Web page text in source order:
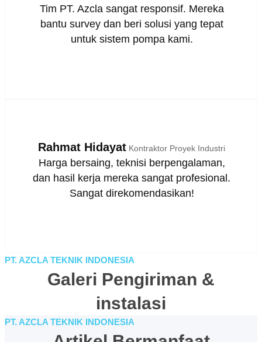
Tim PT. Azcla sangat responsif. Mereka
bantu survey dan beri solusi yang tepat
untuk sistem pompa kami.
Rahmat Hidayat Kontraktor Proyek Industri
Harga bersaing, teknisi berpengalaman,
dan hasil kerja mereka sangat profesional.
Sangat direkomendasikan!
PT. AZCLA TEKNIK INDONESIA
Galeri Pengiriman &
instalasi
PT. AZCLA TEKNIK INDONESIA